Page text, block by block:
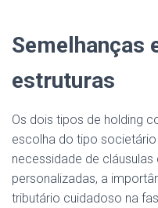
Semelhanças
estruturas
Os dois tipos de holding
escolha do tipo societário
necessidade de
personalizadas, a
tributário cuidadoso na